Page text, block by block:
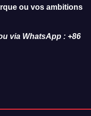
ou vos ambitions
via WhatsApp : +86